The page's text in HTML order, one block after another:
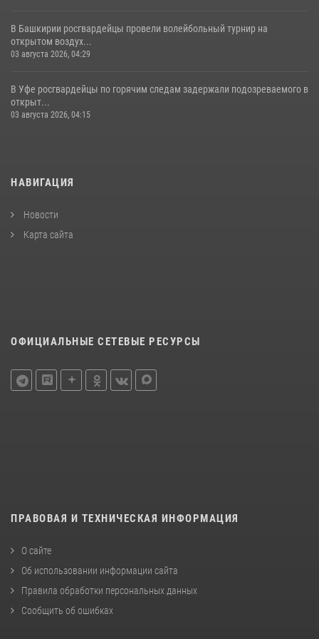
В Башкирии росгвардейцы провели волейбольный турнир на
открытом воздух...
03 августа 2026, 04:29
В Уфе росгвардейцы по горячим следам задержали подозреваемого в
открыт...
03 августа 2026, 04:15
НАВИГАЦИЯ
Новости
Карта сайта
ОФИЦИАЛЬНЫЕ СЕТЕВЫЕ РЕСУРСЫ
ПРАВОВАЯ И ТЕХНИЧЕСКАЯ ИНФОРМАЦИЯ
О сайте
Об использовании информации сайта
Правила обработки персональных данных
Сообщить об ошибках